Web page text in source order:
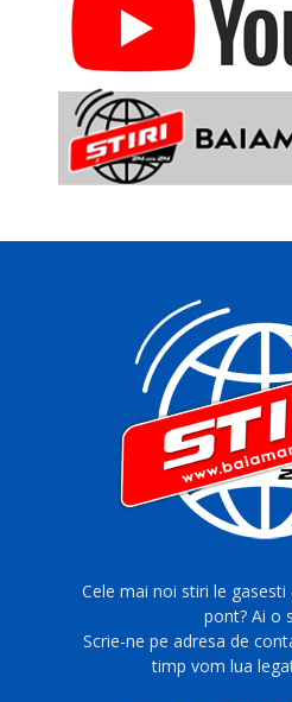
Cele mai noi stiri le gasesti
pont? Ai o
Scrie-ne pe adresa de
timp vom lua